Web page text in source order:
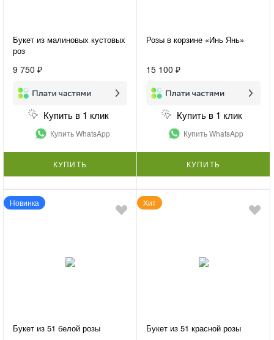
Букет из малиновых кустовых
роз
9 750 ₽
Купить в 1 клик
Купить WhatsApp
КУПИТЬ
Розы в корзине «Инь Янь»
15 100 ₽
Купить в 1 клик
Купить WhatsApp
КУПИТЬ
Новинка
Букет из 51 белой розы
Хит
Букет из 51 красной розы